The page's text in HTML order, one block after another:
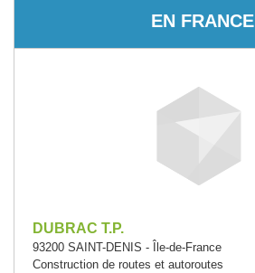
EN FRANCE
DUBRAC T.P.
93200 SAINT-DENIS - Île-de-France
Construction de routes et autoroutes